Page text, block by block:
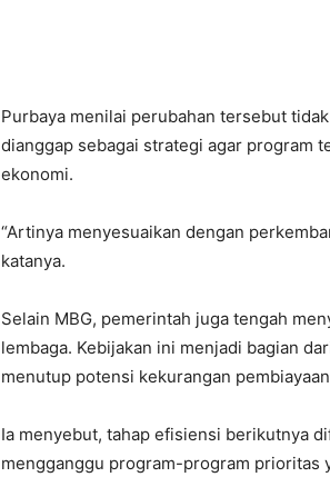
Purbaya menilai perubahan tersebut
dianggap sebagai strategi agar program
ekonomi.
“Artinya menyesuaikan dengan
katanya.
Selain MBG, pemerintah juga tengah
lembaga. Kebijakan ini menjadi bagian
menutup potensi kekurangan
Ia menyebut, tahap efisiensi berikutnya
mengganggu program-program prioritas